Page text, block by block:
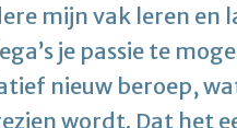
mijn vak leren en
je passie te
nieuw beroep,
wordt. Dat het